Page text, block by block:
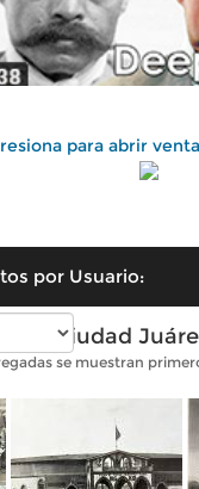
para abrir
por Usuario:
de Ciudad
se muestran